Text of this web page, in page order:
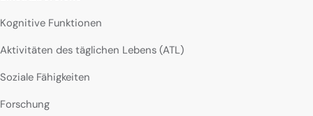
Kognitive Funktionen
Aktivitäten des täglichen Lebens (ATL)
Soziale Fähigkeiten
Forschung